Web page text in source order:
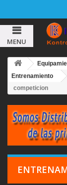
MENU
Entrenamiento
competicion